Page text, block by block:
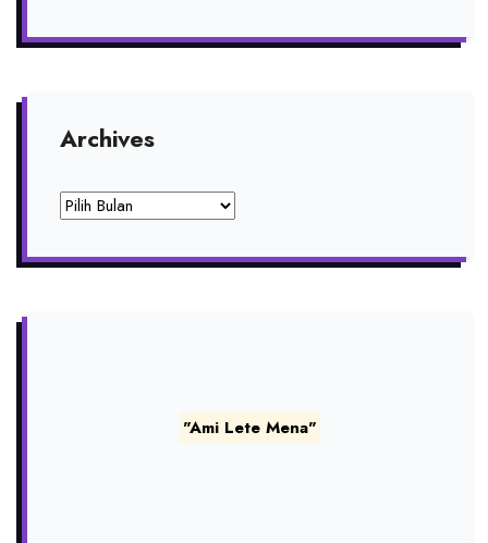
Archives
Archives
"Ami Lete Mena"